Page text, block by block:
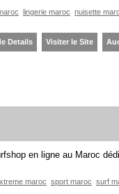
lingerie maroc nuisette
Details Visiter le Site
en ligne au Maroc
maroc sport maroc surf